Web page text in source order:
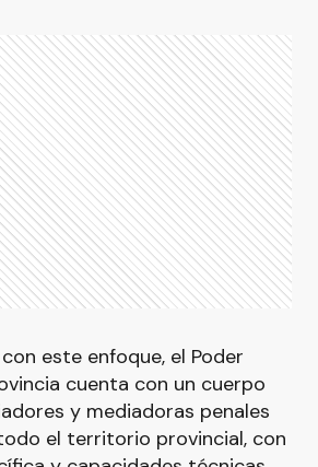
este enfoque, el Poder
cuenta con un cuerpo
y mediadoras penales
el territorio provincial, con